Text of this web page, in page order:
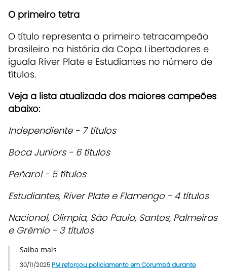
O primeiro tetra
O título representa o primeiro tetracampeão
brasileiro na história da Copa Libertadores e
iguala River Plate e Estudiantes no número de
títulos.
Veja a lista atualizada dos maiores campeões
abaixo:
Independiente - 7 títulos
Boca Juniors - 6 títulos
Peñarol - 5 títulos
Estudiantes, River Plate e Flamengo - 4 títulos
Nacional, Olimpia, São Paulo, Santos, Palmeiras
e Grêmio - 3 títulos
Saiba mais
30/11/2025 PM reforçou policiamento em Corumbá durante